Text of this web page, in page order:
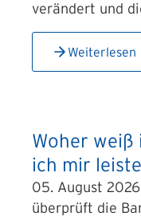
verändert und
Weiterlesen
Woher weiß
ich mir
05. August
überprüft die